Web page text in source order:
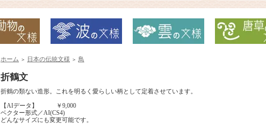
ホーム ＞ 日本の伝統文様 ＞ 鳥
折鶴文
折鶴の類ない造形。これを明るく愛らしい柄として定着させています。
【AIデータ】 ￥9,000
ベクター形式／AI(CS4)
どんなサイズにも変更可能です。